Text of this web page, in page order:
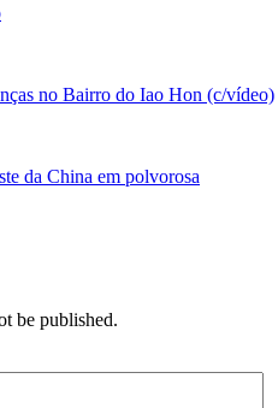
no Bairro do Iao Hon (c/vídeo)
da China em polvorosa
be published.